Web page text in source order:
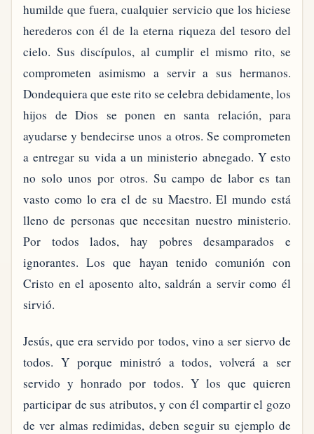
humilde que fuera, cualquier servicio que los hiciese
herederos con él de la eterna riqueza del tesoro del
cielo. Sus discípulos, al cumplir el mismo rito, se
comprometen asimismo a servir a sus hermanos.
Dondequiera que este rito se celebra debidamente, los
hijos de Dios se ponen en santa relación, para
ayudarse y bendecirse unos a otros. Se comprometen
a entregar su vida a un ministerio abnegado. Y esto
no solo unos por otros. Su campo de labor es tan
vasto como lo era el de su Maestro. El mundo está
lleno de personas que necesitan nuestro ministerio.
Por todos lados, hay pobres desamparados e
ignorantes. Los que hayan tenido comunión con
Cristo en el aposento alto, saldrán a servir como él
sirvió.
Jesús, que era servido por todos, vino a ser siervo de
todos. Y porque ministró a todos, volverá a ser
servido y honrado por todos. Y los que quieren
participar de sus atributos, y con él compartir el gozo
de ver almas redimidas, deben seguir su ejemplo de